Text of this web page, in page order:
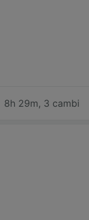
8h 29m, 3 cambi